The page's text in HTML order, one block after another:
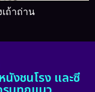
ถ้าถ่าน
งชนโรง และซี